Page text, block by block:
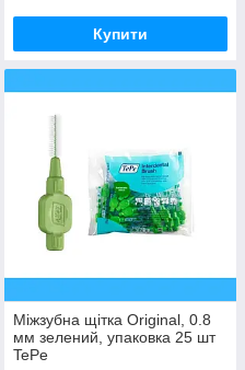
Купити
Міжзубна щітка Original, 0.8
мм зелений, упаковка 25 шт
TePe